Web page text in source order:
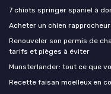
7 chiots springer spaniel à
Acheter un chien
Renouveler son permis de
tarifs et pièges à éviter
Munsterlander: tout ce que
Recette faisan moelleux en